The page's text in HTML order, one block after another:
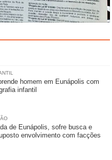
homem em Eunápolis com
infantil
de Eunápolis, sofre busca e
envolvimento com facções